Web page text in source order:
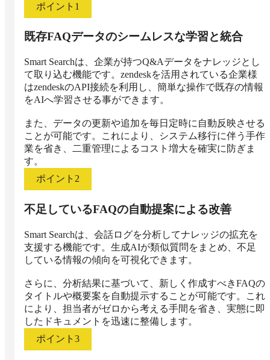
ポイント 1
既存FAQデータのシームレスな学習と統合
Smart Searchは、企業が持つQ&Aデータをナレッジとし
て取り込む機能です。zendeskを活用されている企業様
はzendeskのAPI接続を利用し、簡単な操作で既存の情報
をAIへ学習させる事ができます。
また、データの更新や追加を毎日定時に自動反映させる
ことが可能です。これにより、システム移行に伴う手作
業を省き、二重管理によるコスト増大を確実に防ぎま
す。
ポイント 2
不足しているFAQの自動提案による改善
Smart Searchは、会話ログを分析してナレッジの拡充を
支援する機能です。生成AIが類似質問をまとめ、不足
している情報の傾向を可視化できます。
さらに、分析結果に基づいて、新しく作成すべきFAQの
タイトルや概要案を自動提示することが可能です。これ
により、担当者がゼロから考える手間を省き、実態に即
したドキュメントを迅速に整備します。
ポイント 3